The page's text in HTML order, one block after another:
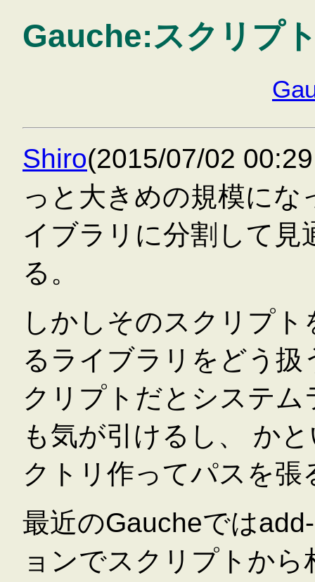
Gauche:スクリプ
Shiro(2015/07/02
っと大きめの規模に
イブラリに分割して
る。
しかしそのスクリプ
るライブラリをどう
クリプトだとシステ
も気が引けるし、 か
クトリ作ってパスを張
最近のGaucheでは
ョンでスクリプトか